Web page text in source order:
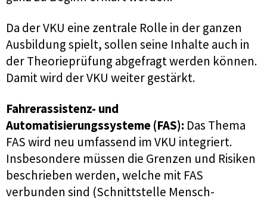
Da der VKU eine zentrale Rolle in der ganzen
Ausbildung spielt, sollen seine Inhalte auch in
der Theorieprüfung abgefragt werden können.
Damit wird der VKU weiter gestärkt.
Fahrerassistenz- und
Automatisierungssysteme (FAS): Das Thema
FAS wird neu umfassend im VKU integriert.
Insbesondere müssen die Grenzen und Risiken
beschrieben werden, welche mit FAS
verbunden sind (Schnittstelle Mensch-